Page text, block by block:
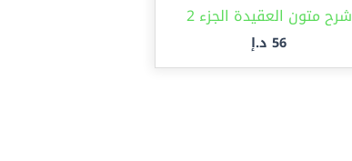
شرح متون العقيدة الجزء 2
56 د.إ